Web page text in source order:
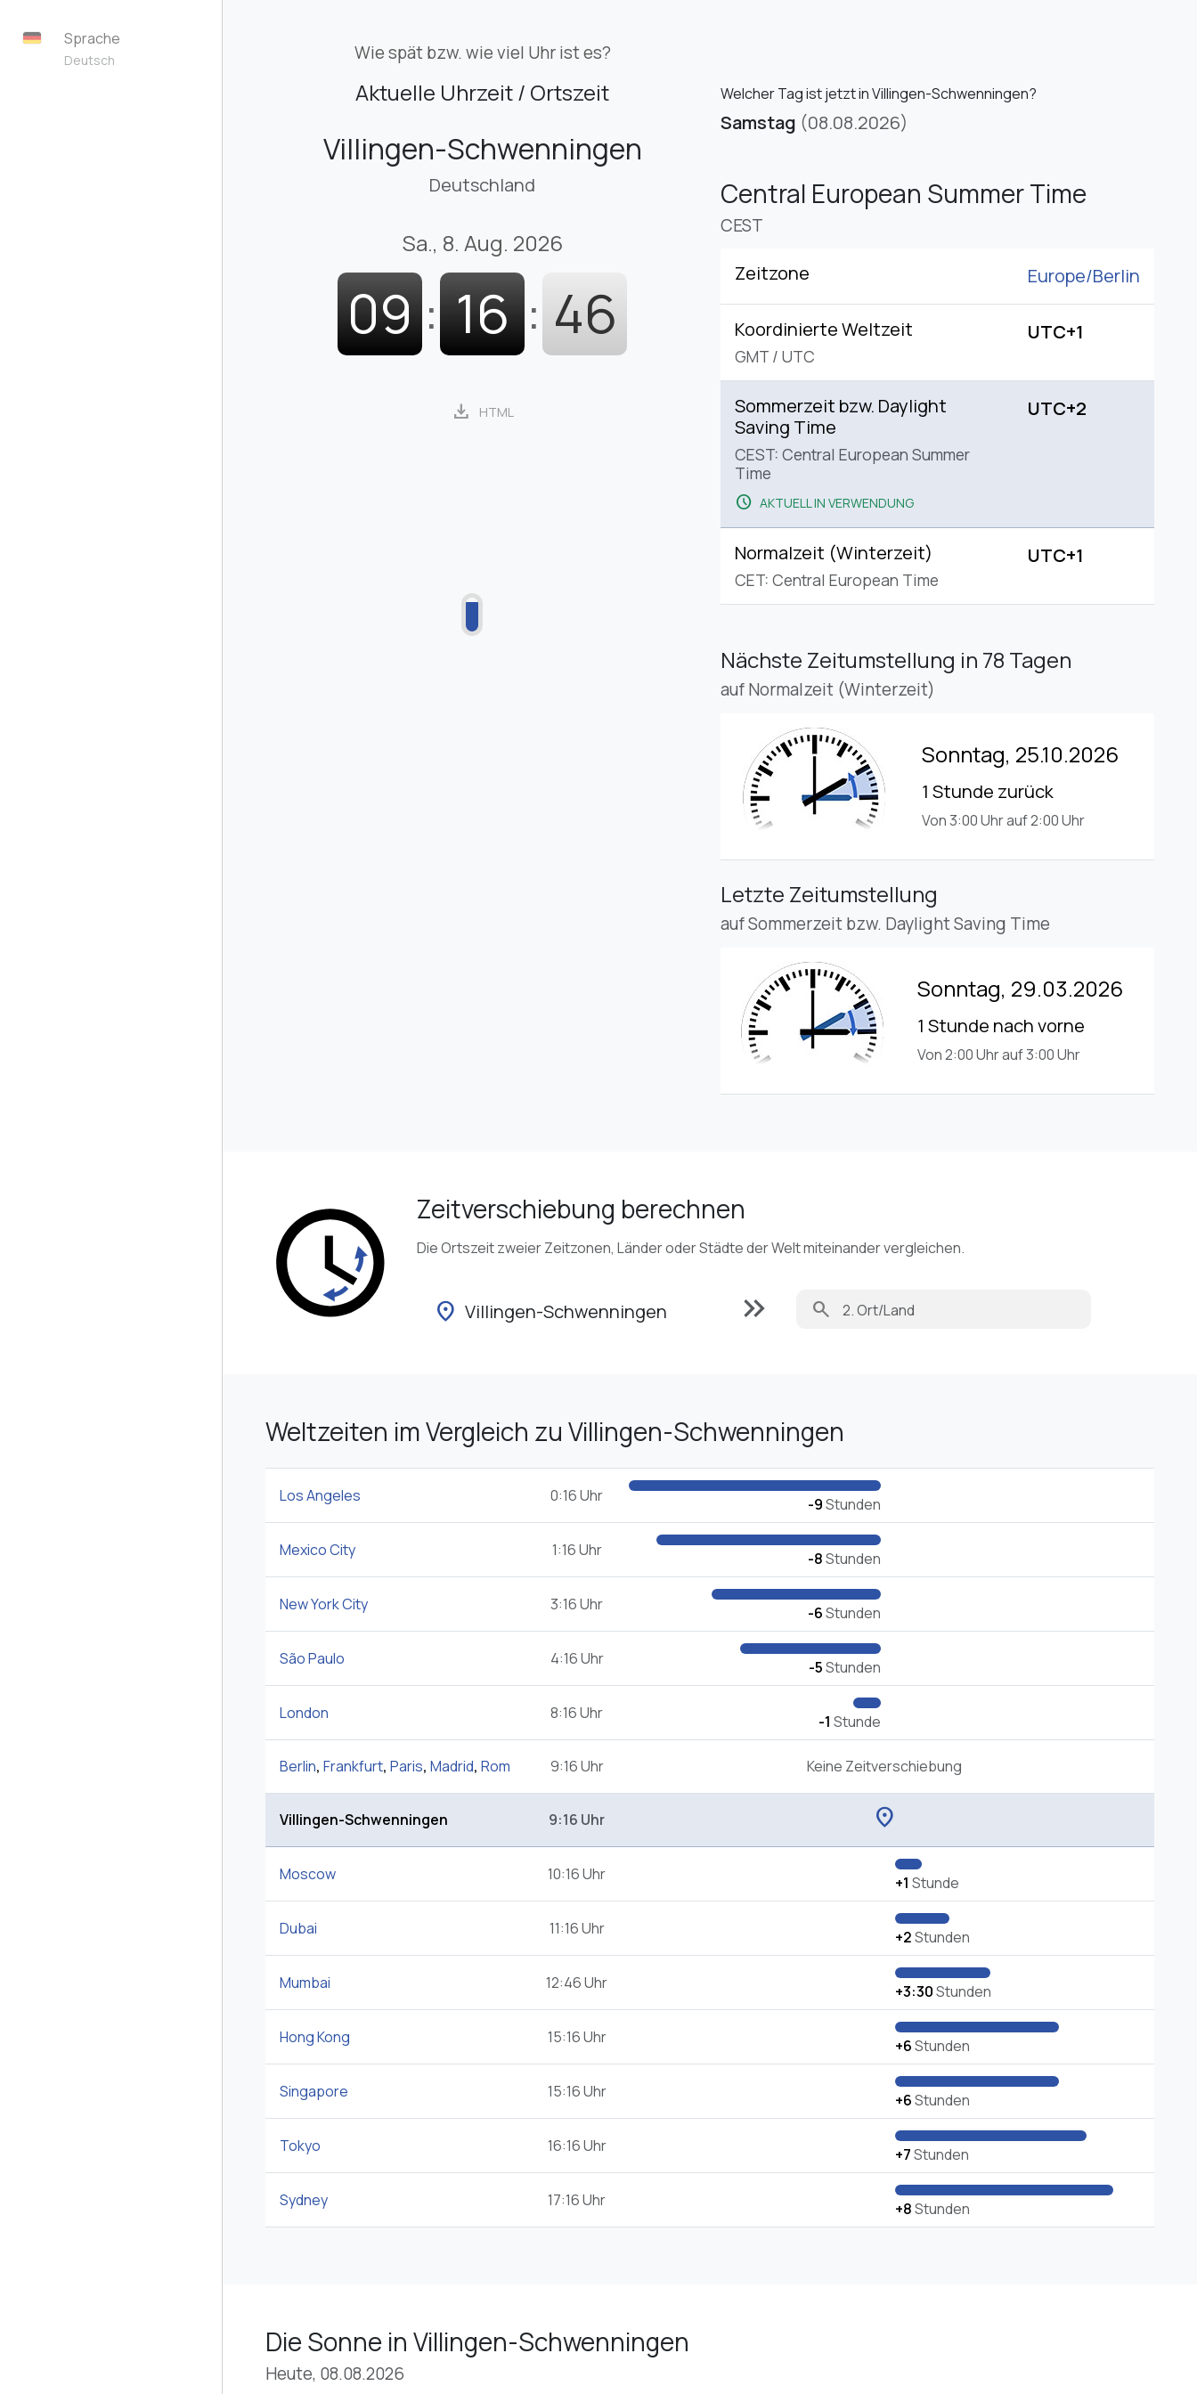
Sprache
Deutsch Wie spät bzw. wie viel Uhr ist es?
Aktuelle Uhrzeit / Ortszeit
Villingen-Schwenningen
Deutschland
Sa., 8. Aug. 2026
09 : 16 : 47
download HTML
Welcher Tag ist jetzt in Villingen-Schwenningen?
Samstag (08.08.2026)
Central European Summer Time
CEST
Zeitzone Europe/Berlin
Koordinierte Weltzeit
GMT / UTC
UTC+1
Sommerzeit bzw. Daylight
Saving Time
CEST: Central European Summer
Time
schedule AKTUELL IN VERWENDUNG
UTC+2
Normalzeit (Winterzeit)
CET: Central European Time
UTC+1
Nächste Zeitumstellung in 78 Tagen
auf Normalzeit (Winterzeit)
Sonntag, 25.10.2026
1 Stunde zurück
Von 3:00 Uhr auf 2:00 Uhr
Letzte Zeitumstellung
auf Sommerzeit bzw. Daylight Saving Time
Sonntag, 29.03.2026
1 Stunde nach vorne
Von 2:00 Uhr auf 3:00 Uhr
Zeitverschiebung berechnen
Die Ortszeit zweier Zeitzonen, Länder oder Städte der Welt miteinander vergleichen.
location_on Villingen-Schwenningen keyboard_double_arrow_right search
Weltzeiten im Vergleich zu Villingen-Schwenningen
Los Angeles 0:16 Uhr -9Stunden
Mexico City 1:16 Uhr -8Stunden
New York City 3:16 Uhr -6Stunden
São Paulo 4:16 Uhr -5Stunden
London 8:16 Uhr -1 Stunde
Berlin, Frankfurt, Paris, Madrid, Rom 9:16 Uhr Keine Zeitverschiebung
Villingen-Schwenningen 9:16 Uhr location_on
Moscow 10:16 Uhr +1 Stunde
Dubai 11:16 Uhr +2Stunden
Mumbai 12:46 Uhr +3:30Stunden
Hong Kong 15:16 Uhr +6Stunden
Singapore 15:16 Uhr +6Stunden
Tokyo 16:16 Uhr +7Stunden
Sydney 17:16 Uhr +8Stunden
Die Sonne in Villingen-Schwenningen
Heute, 08.08.2026